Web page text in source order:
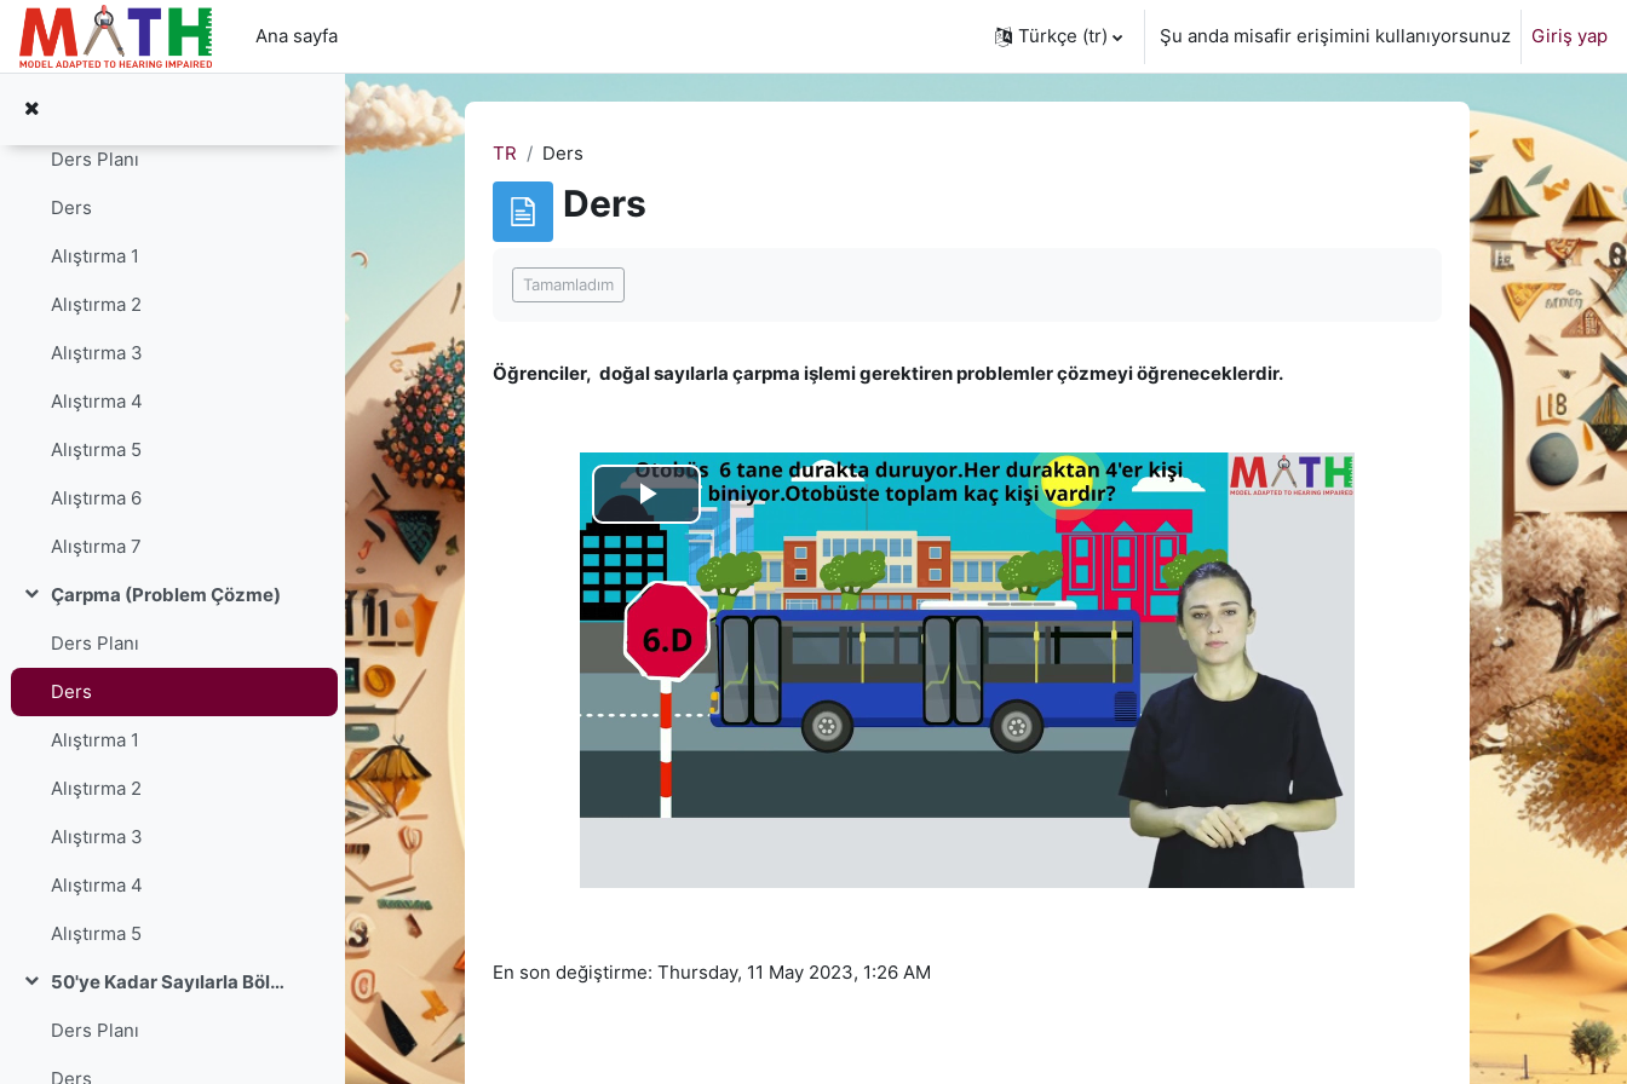
Ana içeriğe git
Ana sayfa
Türkçe ‎(tr)‎ Şu anda misafir erişimini kullanıyorsunuz Giriş yap
Alıştırma 9
Alıştırma 10
Daralt
Ders Planı
Ders
Alıştırma 1
Alıştırma 2
Alıştırma 3
Alıştırma 4
Alıştırma 5
Alıştırma 6
Alıştırma 7
DaraltÇarpma (Problem Çözme)
Ders Planı
Ders
Alıştırma 1
Alıştırma 2
Alıştırma 3
Alıştırma 4
Alıştırma 5
Daralt 50'ye Kadar Sayılarla Bölme
Ders Planı
Ders
TR Ders
Ders
Tamamladım
Öğrenciler, doğal sayılarla çarpma işlemi gerektiren problemler çözmeyi öğreneceklerdir.
Videoyu
Oynat
En son değiştirme: Thursday, 11 May 2023, 1:26 AM